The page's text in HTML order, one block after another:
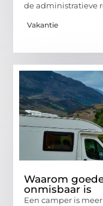
de administratieve
Vakantie
Waarom
onmisbaar is
Een camper is